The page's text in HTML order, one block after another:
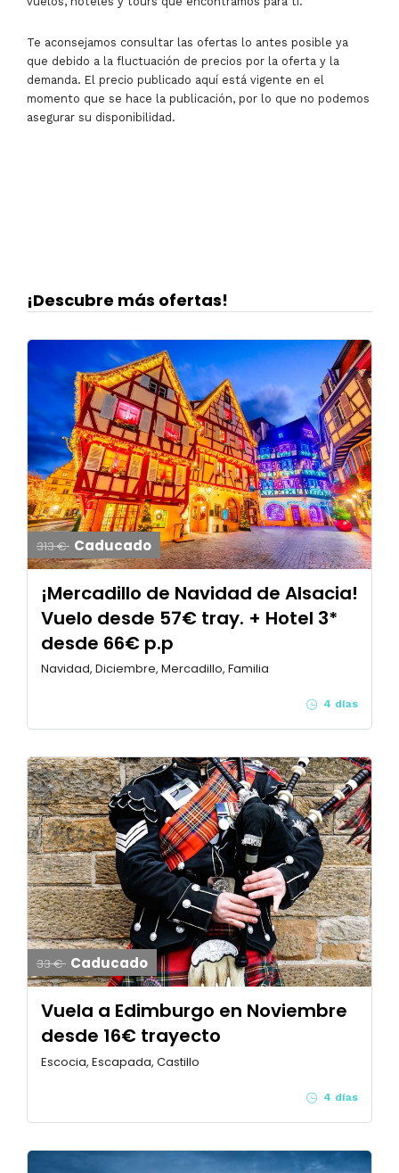
Te aconsejamos consultar las ofertas lo antes posible ya
que debido a la fluctuación de precios por la oferta y la
demanda. El precio publicado aquí está vigente en el
momento que se hace la publicación, por lo que no podemos
asegurar su disponibilidad.
¡Descubre más ofertas!
313 € Caducado
¡Mercadillo de Navidad de Alsacia!
Vuelo desde 57€ tray. + Hotel 3*
desde 66€ p.p
Navidad, Diciembre, Mercadillo, Familia
4 días
33 € Caducado
Vuela a Edimburgo en Noviembre
desde 16€ trayecto
Escocia, Escapada, Castillo
4 días